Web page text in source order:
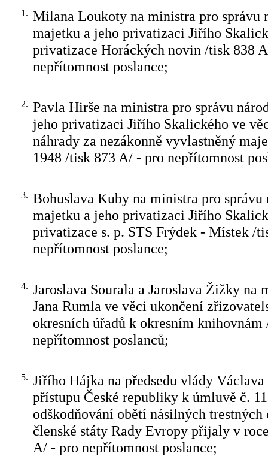
1. Milana Loukoty na ministra pro správu
majetku a jeho privatizaci Jiřího
privatizace Horáckých novin /tisk 838
nepřítomnost poslance;
2. Pavla Hirše na ministra pro správu
jeho privatizaci Jiřího Skalického ve
náhrady za nezákonně vyvlastněný
1948 /tisk 873 A/ - pro nepřítomnost
3. Bohuslava Kuby na ministra pro správu
majetku a jeho privatizaci Jiřího
privatizace s. p. STS Frýdek - Místek /
nepřítomnost poslance;
4. Jaroslava Sourala a Jaroslava Žižky na
Jana Rumla ve věci ukončení
okresních úřadů k okresním
nepřítomnost poslanců;
5. Jiřího Hájka na předsedu vlády
přístupu České republiky k úmluvě č.
odškodňování obětí násilných trestných
členské státy Rady Evropy přijaly v
A/ - pro nepřítomnost poslance;